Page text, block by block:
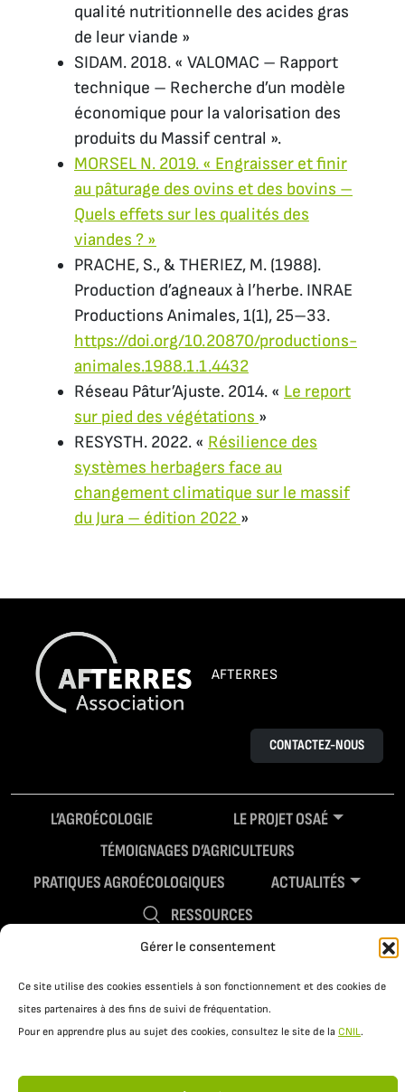
Gérer le consentement
Ce site utilise des cookies essentiels à son fonctionnement et des cookies de
sites partenaires à des fins de suivi de fréquentation.
Pour en apprendre plus au sujet des cookies, consultez le site de la CNIL.
qualité nutritionnelle des acides gras
de leur viande »
SIDAM. 2018. « VALOMAC – Rapport
technique – Recherche d’un modèle
économique pour la valorisation des
produits du Massif central ».
MORSEL N. 2019. « Engraisser et finir
au pâturage des ovins et des bovins –
Quels effets sur les qualités des
viandes ? »
PRACHE, S., & THERIEZ, M. (1988).
Production d’agneaux à l’herbe. INRAE
Productions Animales,1(1), 25–33.
https://doi.org/10.20870/productions-
animales.1988.1.1.4432
Réseau Pâtur’Ajuste. 2014. « Le report
sur pied des végétations »
RESYSTH. 2022. « Résilience des
systèmes herbagers face au
changement climatique sur le massif
du Jura – édition 2022 »
AFTERRES
CONTACTEZ-NOUS
L’AGROÉCOLOGIE
LE PROJET OSAÉ
TÉMOIGNAGES D’AGRICULTEURS
PRATIQUES AGROÉCOLOGIQUES
ACTUALITÉS
RESSOURCES